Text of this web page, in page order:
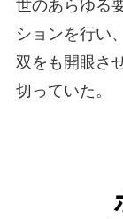
世のあらゆる
ションを行い
双をも開眼さ
切っていた。